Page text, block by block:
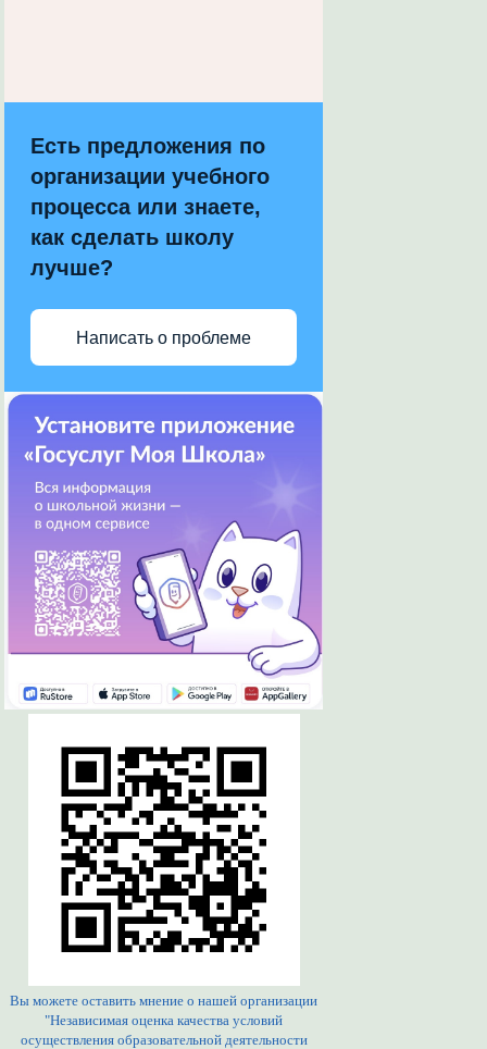
Есть предложения по
организации учебного
процесса или знаете,
как сделать школу
лучше?
Написать о проблеме
Вы можете оставить мнение о нашей организации
"Независимая оценка качества условий
осуществления образовательной деятельности